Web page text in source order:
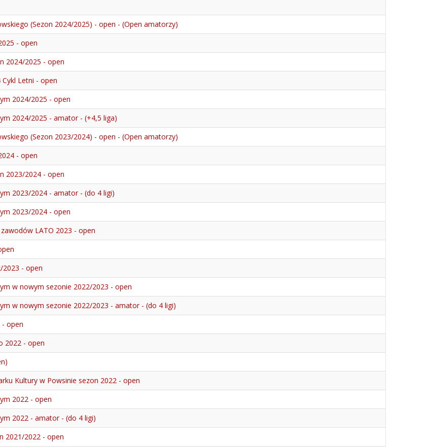
(Sezon 2024/2025) - open - (Open amatorzy)
- open
2024/2025 - open
Cykl Letni - open
2024/2025 - open
2024/2025 - amator - (+4,5 liga)
(Sezon 2023/2024) - open - (Open amatorzy)
- open
2023/2024 - open
2023/2024 - amator - (do 4 ligi)
2023/2024 - open
LATO 2023 - open
2023 - open
w nowym sezonie 2022/2023 - open
w nowym sezonie 2022/2023 - amator - (do 4 ligi)
open
2022 - open
Kultury w Powsinie sezon 2022 - open
2022 - open
2022 - amator - (do 4 ligi)
2021/2022 - open